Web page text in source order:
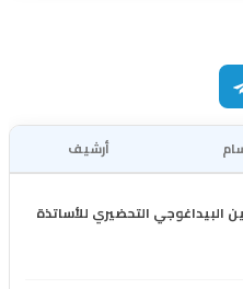
أرشيف
البيداغوجي التحضيري للأساتذة